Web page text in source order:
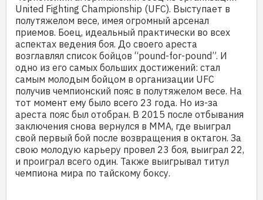
United Fighting Championship (UFC). Выступает в
полутяжелом весе, имея огромный арсенал
приемов. Боец, идеальный практически во всех
аспектах ведения боя. До своего ареста
возглавлял список бойцов “pound-for-pound”. И
одно из его самых больших достижений: стал
самым молодым бойцом в организации UFC
получив чемпионский пояс в полутяжелом весе. На
тот момент ему было всего 23 года. Но из-за
ареста пояс был отобран. В 2015 после отбывания
заключения снова вернулся в ММА, где выиграл
свой первый бой после возвращения в октагон. За
свою молодую карьеру провел 23 боя, выиграл 22,
и проиграл всего один. Также выигрывал титул
чемпиона мира по тайскому боксу.